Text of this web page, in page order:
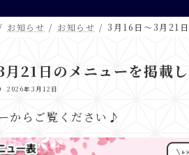
お知らせ お知らせ 3月16日～3月21
21日のメニューを掲載
最
新
日
:
2026年3月12日
からご覧ください♪